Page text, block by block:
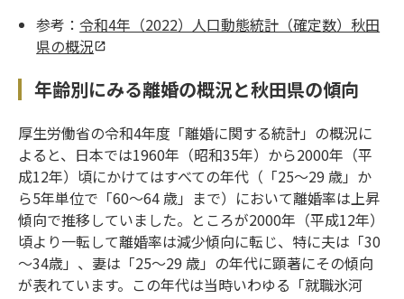
参考：令和4年（2022）人口動態統計（確定数）秋田
県の概況
年齢別にみる離婚の概況と秋田県の傾向
厚生労働省の令和4年度「離婚に関する統計」の概況に
よると、日本では1960年（昭和35年）から2000年（平
成12年）頃にかけてはすべての年代（「25～29 歳」か
ら5年単位で「60～64 歳」まで）において離婚率は上昇
傾向で推移していました。ところが2000年（平成12年）
頃より一転して離婚率は減少傾向に転じ、特に夫は「30
～34歳」、妻は「25～29 歳」の年代に顕著にその傾向
が表れています。この年代は当時いわゆる「就職氷河